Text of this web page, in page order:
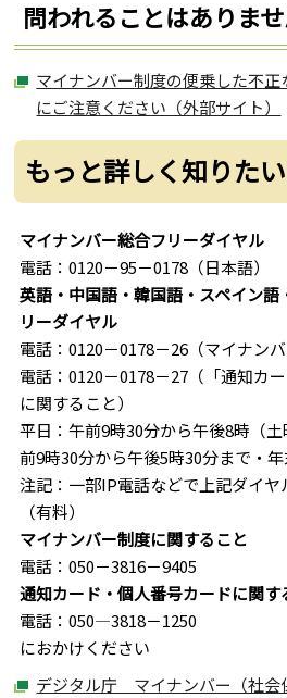
問われることはありませ
マイナンバー制度の便乗した不
にご注意ください（外部サイト）
もっと詳しく知りた
マイナンバー総合フリーダイヤル
電話：0120－95－0178（日本語）
英語・中国語・韓国語・スペイン
リーダイヤル
電話：0120－0178－26（マイナン
電話：0120－0178－27（「通知カ
に関すること）
平日：午前9時30分から午後8時（
前9時30分から午後5時30分まで・年
注記：一部IP電話などで上記ダイ
（有料）
マイナンバー制度に関すること
電話：050－3816－9405
通知カード・個人番号カードに関す
電話：050―3818－1250
におかけください
デジタル庁 マイナンバー（社会